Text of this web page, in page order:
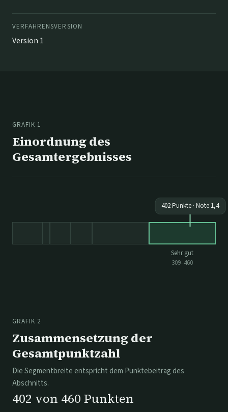
VERFAHRENSVERSION
Version 1
GRAFIK 1
Einordnung des
Gesamtergebnisses
402Punkte · Note 1,4
Sehr gut
309–460
GRAFIK 2
Zusammensetzung der
Gesamtpunktzahl
Die Segmentbreite entspricht dem Punktebeitrag des
Abschnitts.
402 von 460 Punkten